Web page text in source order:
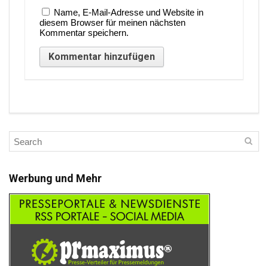
Name, E-Mail-Adresse und Website in
diesem Browser für meinen nächsten
Kommentar speichern.
Werbung und Mehr